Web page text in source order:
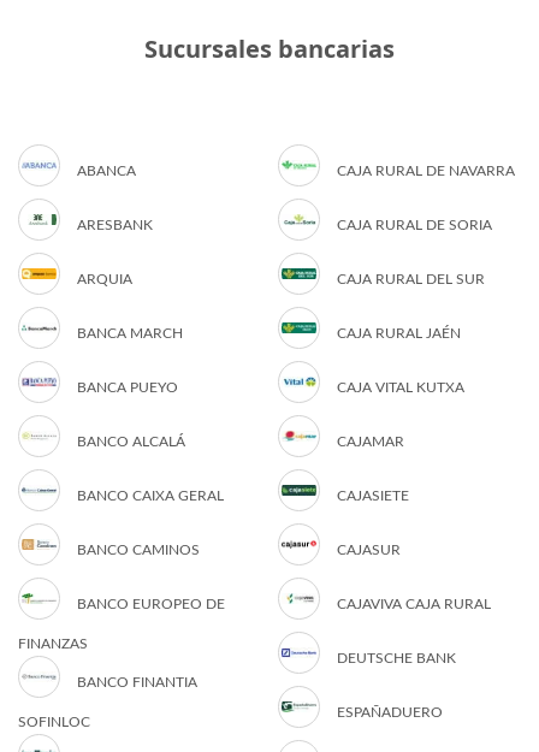
Sucursales bancarias
ABANCA
ARESBANK
ARQUIA
BANCA MARCH
BANCA PUEYO
BANCO ALCALÁ
BANCO CAIXA GERAL
BANCO CAMINOS
BANCO EUROPEO DE
FINANZAS
BANCO FINANTIA
SOFINLOC
CAJA RURAL DE NAVARRA
CAJA RURAL DE SORIA
CAJA RURAL DEL SUR
CAJA RURAL JAÉN
CAJA VITAL KUTXA
CAJAMAR
CAJASIETE
CAJASUR
CAJAVIVA CAJA RURAL
DEUTSCHE BANK
ESPAÑADUERO